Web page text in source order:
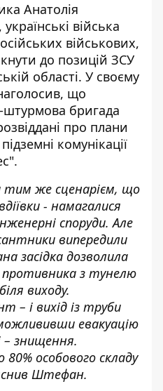
Анатолія
війська
військових,
до позицій ЗСУ
області. У своєму
що
штурмова бригада
про плани
комунікації
тим же сценарієм, що
- намагалися
споруди. Але
випередили
засідка дозволила
противника з тунелю
виходу.
– і вихід із труби
евакуацію
– знищення.
80% особового складу
Штефан.